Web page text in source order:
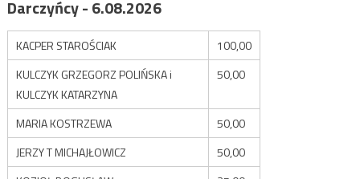
Darczyńcy - 6.08.2026
KACPER STAROŚCIAK
100,00
KULCZYK GRZEGORZ POLIŃSKA i
KULCZYK KATARZYNA
50,00
MARIA KOSTRZEWA
50,00
JERZY T MICHAJŁOWICZ
50,00